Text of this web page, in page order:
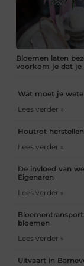
Bloemen laten
voorkom je dat je
Wat moet je
Lees verder »
Houtrot
Lees verder »
De invloed van
Eigenaren
Lees verder »
bloemen
Lees verder »
Uitvaart in